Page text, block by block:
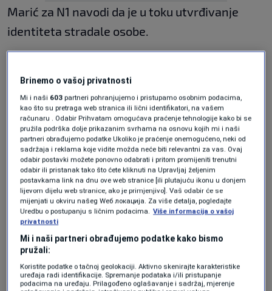
Marić za N1 navodi da je u toku utvrđivanje
identiteta stradale osobe.
identiteta ženske osobe",
Ranije je saopćeno da su građani primijetili
tijelo koje pluta na rijeci Neretvi i da su potom
pozvali policiju.
╰┈➤Program N1 televizije možete pratiti
UŽIVO na
zaAndroid |iPhone/iPad,pridružite nam se i
na WhatsApp kanalu klikomovdje
Brinemo o vašoj privatnosti
Mi i naši 603 partneri pohranjujemo i pristupamo osobnim podacima,
kao što su pretraga web stranica ili lični identifikatori, na vašem
računaru . Odabir Prihvatam omogućava praćenje tehnologije kako bi se
pružila podrška dolje prikazanim svrhama na osnovu kojih mi i naši
partneri obrađujemo podatke Ukoliko je praćenje onemogućeno, neki od
sadržaja i reklama koje vidite možda neće biti relevantni za vas. Ovaj
odabir postavki možete ponovno odabrati i pritom promijeniti trenutni
odabir ili pristanak tako što ćete kliknuti na Upravljaj željenim
postavkama link na dnu ove web stranice [ili plutajuću ikonu u donjem
lijevom dijelu web stranice, ako je primjenjivo]. Vaš odabir će se
mijenjati u okviru našeg Wеб локација. Za više detalja, pogledajte
Uredbu o postupanju s ličnim podacima. Više informacija o vašoj
privatnosti
Mi i naši partneri obrađujemo podatke kako bismo
pružali:
Koristite podatke o tačnoj geolokaciji. Aktivno skenirajte karakteristike
uređaja radi identifikacije. Spremanje podataka i/ili pristupanje
podacima na uređaju. Prilagođeno oglašavanje i sadržaj, mjerenje